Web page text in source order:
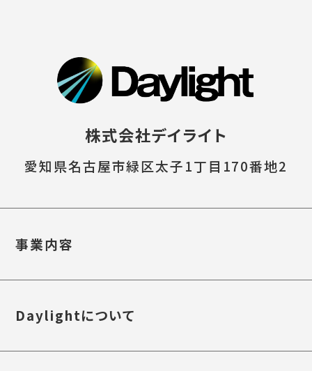
株式会社デイライト
愛知県名古屋市緑区太子1丁目170番地2
事業内容
Daylightについて